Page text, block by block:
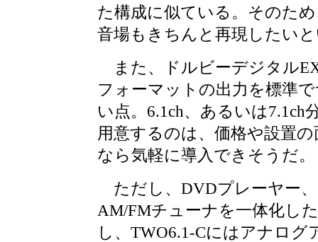
た構成に似ている。そのた
音場もきちんと再現したい
また、ドルビーデジタル
フォーマットの出力を標準
い点。6.1ch、あるいは7.1ch
用意するのは、価格や設置
なら気軽に導入できそうだ。
ただし、DVDプレーヤー
AM/FMチューナを一体化し
し、TWO6.1-Cにはアナログ